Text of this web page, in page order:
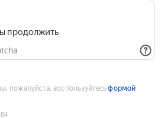
продолжить
пожалуйста, воспользуйтесьформой